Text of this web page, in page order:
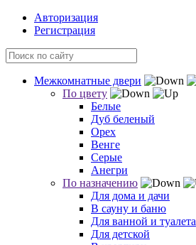
Авторизация
Регистрация
Межкомнатные двери
По цвету
Белые
Дуб беленый
Орех
Венге
Серые
Анегри
По назначению
Для дома и дачи
В сауну и баню
Для ванной и туалета
Для детской